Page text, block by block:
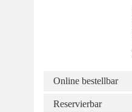
Online bestellbar
Reservierbar